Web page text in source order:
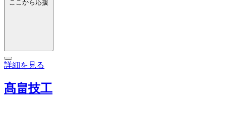
ここから応援
詳細を見る
髙畠技工